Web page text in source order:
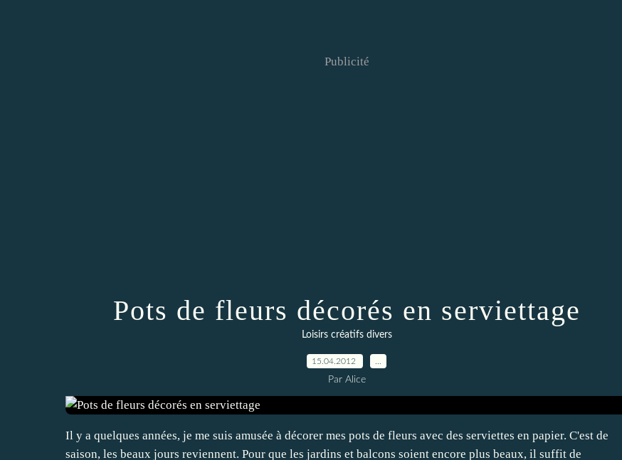
Publicité
Pots de fleurs décorés en serviettage
Loisirs créatifs divers
15.04.2012
Par Alice
Il y a quelques années, je me suis amusée à décorer mes pots de fleurs avec des serviettes en papier. C'est de
saison, les beaux jours reviennent. Pour que les jardins et balcons soient encore plus beaux, il suffit de